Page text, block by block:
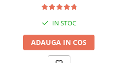
IN STOC
ADAUGA IN COS